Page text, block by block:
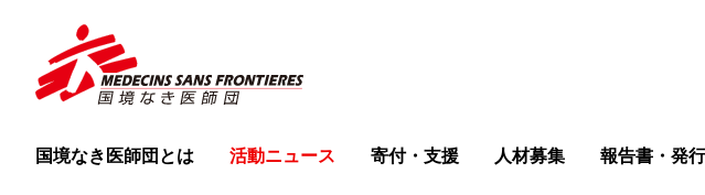
国境なき医師団とは 活動ニュース 寄付・支援 人材募集 報告書・発